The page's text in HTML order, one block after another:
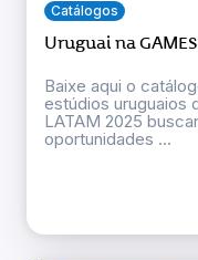
Catálogos
Uruguai na
Baixe aqui o
estúdios uruguaios
LATAM 2025
oportunidades ...